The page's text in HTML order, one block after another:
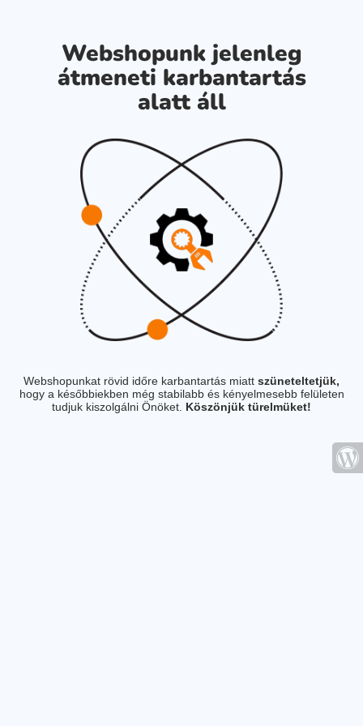
Webshopunk jelenleg
átmeneti karbantartás
alatt áll
Webshopunkat rövid időre karbantartás miatt szüneteltetjük,
hogy a későbbiekben még stabilabb és kényelmesebb felületen
tudjuk kiszolgálni Önöket. Köszönjük türelmüket!